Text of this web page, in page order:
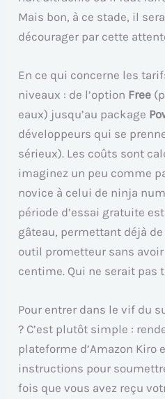
Mais bon, à ce stade, il
décourager par cette
En ce qui concerne les
niveaux : de l’option Free
eaux) jusqu’au package
développeurs qui se
sérieux). Les coûts sont
imaginez un peu comme
novice à celui de ninja
période d’essai gratuite
gâteau, permettant déjà
outil prometteur sans
centime. Qui ne serait pas
Pour entrer dans le vif du
? C’est plutôt simple :
plateforme d’Amazon Kiro
instructions pour
fois que vous avez reçu